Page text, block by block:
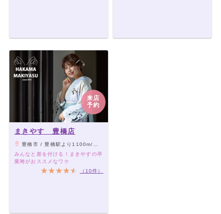
来店
予約
まきやす 豊橋店
豊橋市 / 豊橋駅より1100m/札木電停より350m/豊橋公園前電停より250m
みんなと差を付ける！まきやすの卒
業袴がおススメなワケ
（10件）